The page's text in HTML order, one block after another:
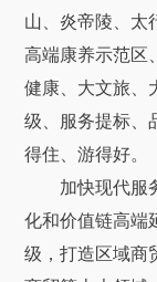
山、炎帝陵、太
高端康养示范区
健康、大文旅、
级、服务提标、
得住、游得好。
加快现代服务
化和价值链高端
级，打造区域商